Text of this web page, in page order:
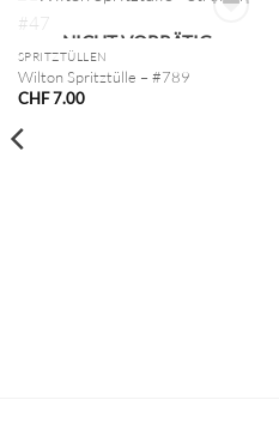
NICHT VORRÄTIG
SPRITZTÜLLEN
Wilton Spritztülle – #789
CHF7.00